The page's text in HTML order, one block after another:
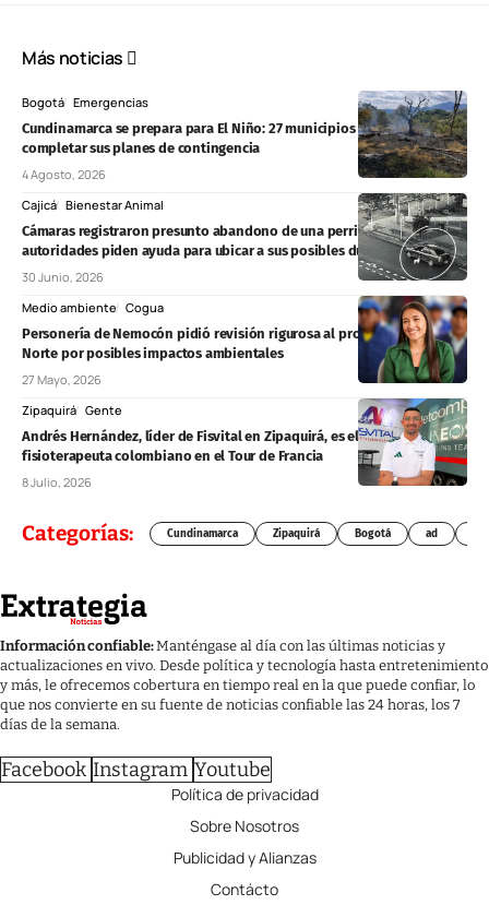
Más noticias
Bogotá Emergencias
Cundinamarca se prepara para El Niño: 27 municipios aún deben
completar sus planes de contingencia
4 Agosto, 2026
Cajicá Bienestar Animal
Cámaras registraron presunto abandono de una perrita en Cajicá:
autoridades piden ayuda para ubicar a sus posibles dueños
30 Junio, 2026
Medio ambiente Cogua
Personería de Nemocón pidió revisión rigurosa al proyecto Chivor II
Norte por posibles impactos ambientales
27 Mayo, 2026
Zipaquirá Gente
Andrés Hernández, líder de Fisvital en Zipaquirá, es el primer
fisioterapeuta colombiano en el Tour de Francia
8 Julio, 2026
Categorías: Cundinamarca Zipaquirá Bogotá ad
Información confiable:Manténgase al día con las últimas noticias y
actualizaciones en vivo. Desde política y tecnología hasta entretenimiento
y más, le ofrecemos cobertura en tiempo real en la que puede confiar, lo
que nos convierte en su fuente de noticias confiable las 24 horas, los 7
días de la semana.
Facebook Instagram Youtube
Política de privacidad
Sobre Nosotros
Publicidad y Alianzas
Contácto